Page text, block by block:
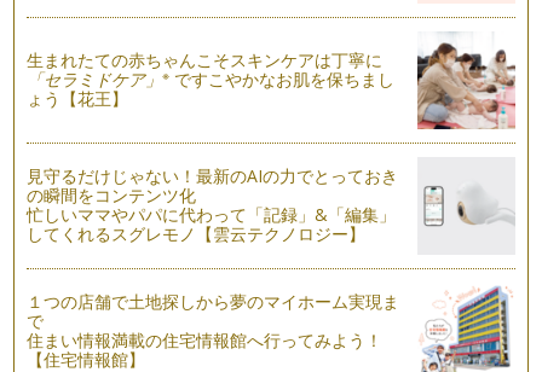
エスカレーターどっちに乗る？
生活におけるマナーは、場所、習慣が違うと大きく異なるもの
ですね。 大阪でのエスカレ…
喜ばれる手土産
先日引っ越しをした友人が遊びに来てくれました。友人がお土
産として用意してくれたの…
機内「なるほどマナー 手荷物編」
先日のニュースで記憶に新しい、アシアナ航空の着陸時の航空
機事故。事故関係者皆さまのことを思…
機内 「なるほどマナー 化粧室編」
もうすぐ夏休みですね。お子様と一緒に飛行機にのっておでか
けをするご予定の方もいらっしゃるの…
生まれたての赤ちゃんこそスキンケアは丁寧に
「セラミドケア」※ ですこやかなお肌を保ちまし
ょう【花王】
見守るだけじゃない！最新のAIの力でとっておき
の瞬間をコンテンツ化
忙しいママやパパに代わって「記録」&「編集」
してくれるスグレモノ【雲云テクノロジー】
１つの店舗で土地探しから夢のマイホーム実現ま
で
住まい情報満載の住宅情報館へ行ってみよう！
【住宅情報館】